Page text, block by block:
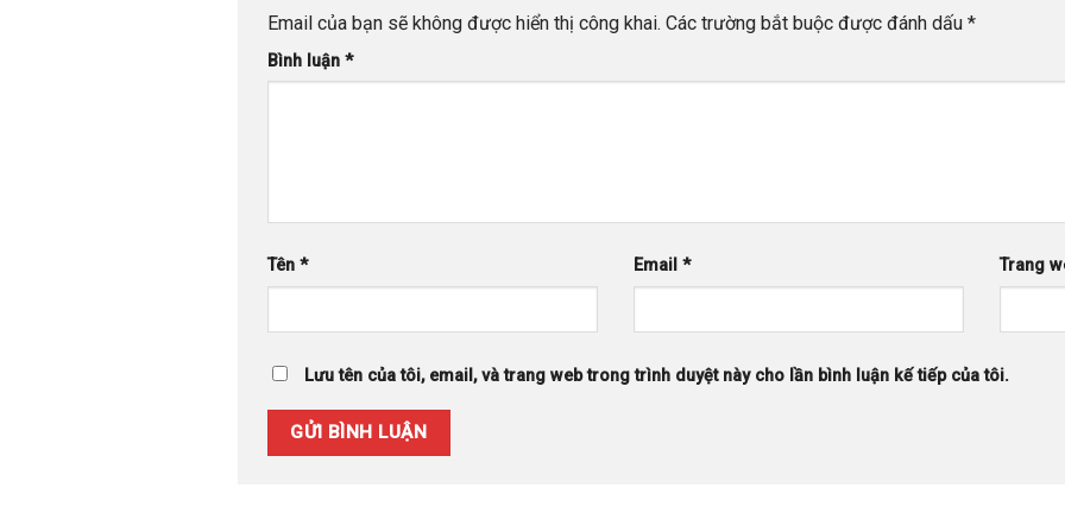
Email của bạn sẽ không được hiển thị công khai. Các trường bắt buộc được đánh dấu *
Bình luận *
Tên * Email * Trang
Lưu tên của tôi, email, và trang web trong trình duyệt này cho lần bình luận kế tiếp của tôi.